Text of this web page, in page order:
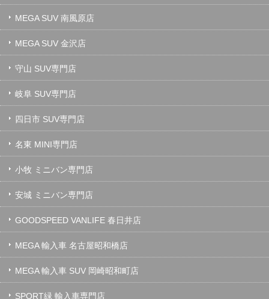
MEGA SUV 南風原店
MEGA SUV 金沢店
守山 SUV専門店
岐阜 SUV専門店
四日市 SUV専門店
名東 MINI専門店
小牧 ミニバン専門店
安城 ミニバン専門店
GOODSPEED VANLIFE 春日井店
MEGA 輸入車 名古屋昭和橋店
MEGA 輸入車 SUV 岡崎昭和町店
SPORT緑 輸入車専門店